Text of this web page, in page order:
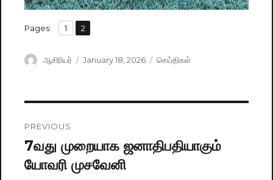
Pages: Page
1 ,
Page
2
Author
ஆசிரியர்
Posted
January 18, 2026 Categories
செய்திகள்
navigation
PREVIOUS
Previous
post:
7வது முறையாக ஜனாதிபதியாகும்
யோவரி முசவேனி